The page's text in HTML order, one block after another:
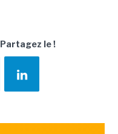
Partagez le !